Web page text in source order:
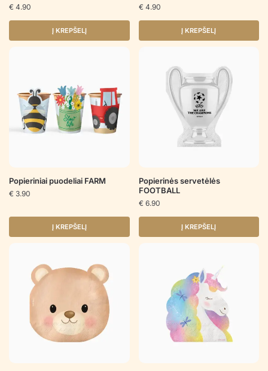
€ 4.90
Į KREPŠELĮ
€ 4.90
Į KREPŠELĮ
Popieriniai puodeliai FARM
€ 3.90
Į KREPŠELĮ
Popierinės servetėlės
FOOTBALL
€ 6.90
Į KREPŠELĮ